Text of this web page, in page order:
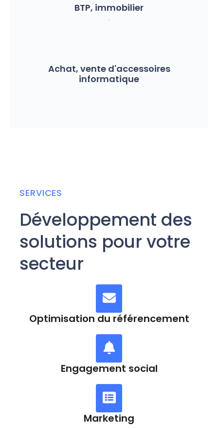
BTP, immobilier
Achat, vente d'accessoires
informatique
SERVICES
Développement des
solutions pour votre
secteur
Optimisation du référencement
Engagement social
Marketing